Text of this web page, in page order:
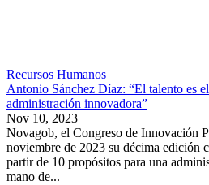
Recursos Humanos
Antonio Sánchez Díaz: “El talento es
administración innovadora”
Nov 10, 2023
Novagob, el Congreso de Innovación
noviembre de 2023 su décima edición
partir de 10 propósitos para una
mano de...